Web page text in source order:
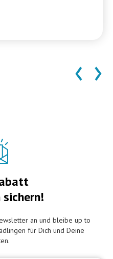
‹ ›
an und bleibe up to
für Dich und Deine